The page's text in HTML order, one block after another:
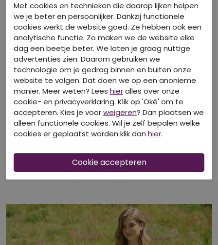
40-50-60% korting
JDY
Jurken
€ 34,99
40-50-60% korting
JDY
Jurken
€ 34,99
Met cookies en technieken die daarop lijken helpen
we je beter en persoonlijker. Dankzij functionele
cookies werkt de website goed. Ze hebben ook een
analytische functie. Zo maken we de website elke
dag een beetje beter. We laten je graag nuttige
advertenties zien. Daarom gebruiken we
technologie om je gedrag binnen en buiten onze
website te volgen. Dat doen we op een anonieme
manier. Meer weten? Lees hieralles over onze
cookie- en privacyverklaring. Klik op 'Oké' om te
accepteren. Kies je voorweigeren? Dan plaatsen we
alleen functionele cookies. Wil je zelf bepalen welke
cookies er geplaatst worden klik dan hier.